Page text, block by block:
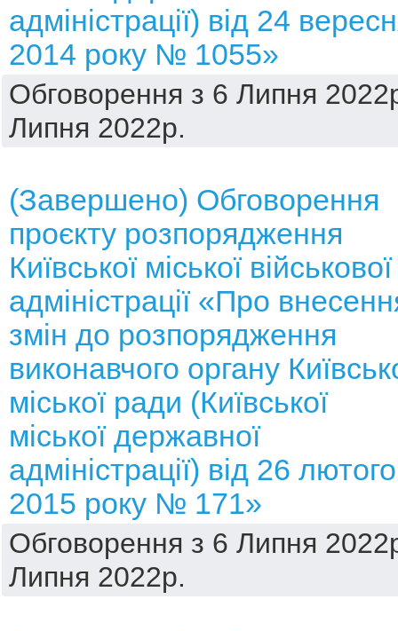
адміністрації) від 24
2014 року № 1055»
Обговорення з 6 Липня
Липня 2022р.
(Завершено) Обговорення
проєкту розпорядження
Київської міської військової
адміністрації «Про
змін до розпорядження
виконавчого органу
міської ради (Київської
міської державної
адміністрації) від 26 лютого
2015 року № 171»
Обговорення з 6 Липня
Липня 2022р.